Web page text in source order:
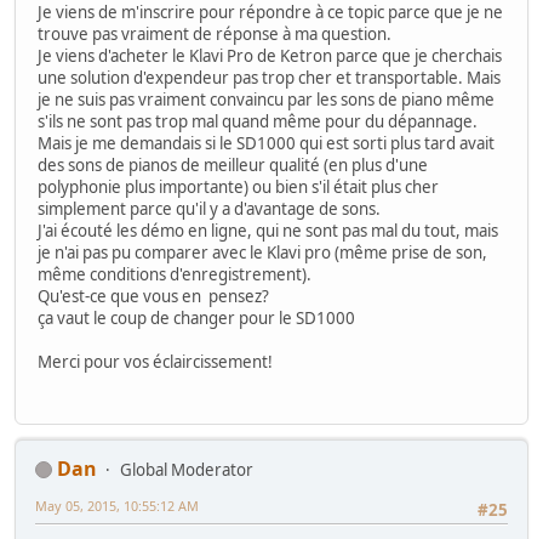
Je viens de m'inscrire pour répondre à ce topic parce que je ne
trouve pas vraiment de réponse à ma question.
Je viens d'acheter le Klavi Pro de Ketron parce que je cherchais
une solution d'expendeur pas trop cher et transportable. Mais
je ne suis pas vraiment convaincu par les sons de piano même
s'ils ne sont pas trop mal quand même pour du dépannage.
Mais je me demandais si le SD1000 qui est sorti plus tard avait
des sons de pianos de meilleur qualité (en plus d'une
polyphonie plus importante) ou bien s'il était plus cher
simplement parce qu'il y a d'avantage de sons.
J'ai écouté les démo en ligne, qui ne sont pas mal du tout, mais
je n'ai pas pu comparer avec le Klavi pro (même prise de son,
même conditions d'enregistrement).
Qu'est-ce que vous en pensez?
ça vaut le coup de changer pour le SD1000
Merci pour vos éclaircissement!
Dan
Global Moderator
#25
May 05, 2015, 10:55:12 AM